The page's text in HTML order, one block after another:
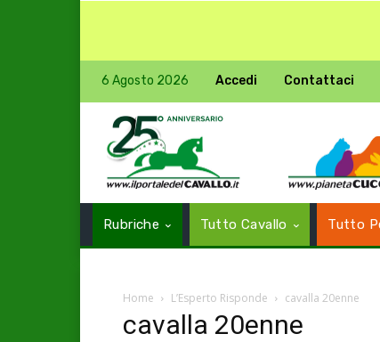
6 Agosto 2026 Accedi Contattaci
Rubriche Tutto Cavallo Tutto
Home L’Esperto Risponde cavalla 20enne
cavalla 20enne